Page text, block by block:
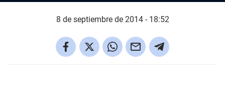
8 de septiembre de 2014 - 18:52